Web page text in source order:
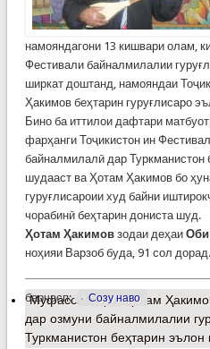
намояндагони 13 кишвари олам,
Фестивали байналмилалии
ширкат доштанд, намояндаи
Ҳакимов беҳтарин гуруғлисаро
Бино ба иттилои дафтари
фарҳанги Тоҷикистон ин
байналмилалӣ дар Туркманистон
шудааст ва Ҳотам Ҳакимов бо
гуруғлисароии худ байни
чорабинӣ беҳтарин дониста шуд.
Ҳотам Ҳакимовзодаи деҳаи
ноҳияи Варзоб буда, 91 сол дорад.
барчасп: Созу наво
Муфассалтаро Ҳотам
дар озмуни байналмилалии
Туркманистон беҳтарин эълон